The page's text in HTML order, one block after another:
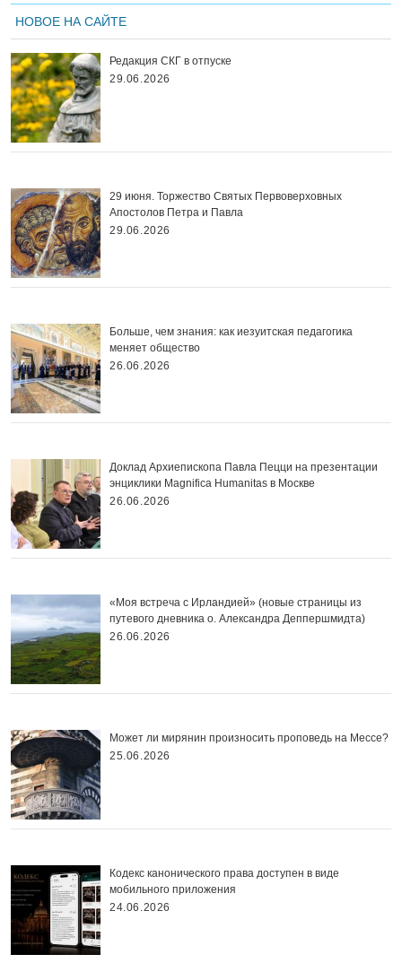
НОВОЕ НА САЙТЕ
Редакция СКГ в отпуске
29.06.2026
29 июня. Торжество Святых Первоверховных
Апостолов Петра и Павла
29.06.2026
Больше, чем знания: как иезуитская педагогика
меняет общество
26.06.2026
Доклад Архиепископа Павла Пецци на презентации
энциклики Magnifica Нumanitas в Москве
26.06.2026
«Моя встреча с Ирландией» (новые страницы из
путевого дневника о. Александра Деппершмидта)
26.06.2026
Может ли мирянин произносить проповедь на Мессе?
25.06.2026
Кодекс канонического права доступен в виде
мобильного приложения
24.06.2026